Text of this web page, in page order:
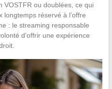
ou doublées, ce qui
réservé à l’offre
: le streaming responsable
d’offrir une expérience